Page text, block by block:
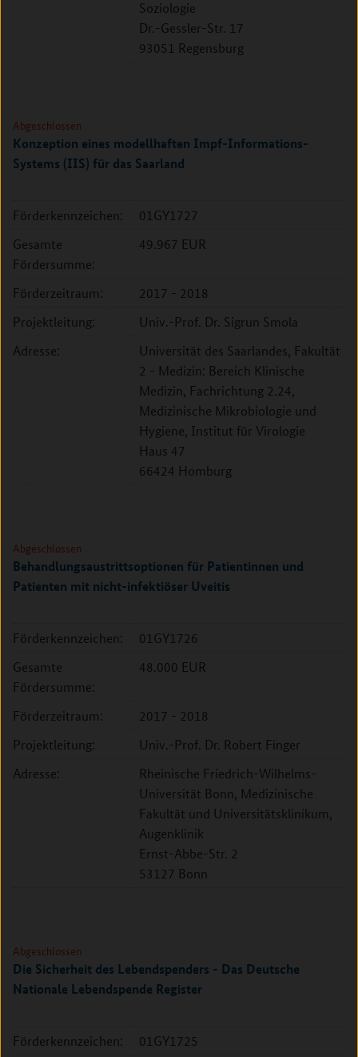
Soziologie
Dr.-Gessler-Str. 17
93051 Regensburg
Abgeschlossen
Konzeption eines modellhaften Impf-Informations-
Systems (IIS) für das Saarland
Förderkennzeichen:
01GY1727
Gesamte
Fördersumme:
49.967 EUR
Förderzeitraum:
2017 - 2018
Projektleitung:
Univ.-Prof. Dr. Sigrun Smola
Adresse:
Universität des Saarlandes, Fakultät
2 - Medizin: Bereich Klinische
Medizin, Fachrichtung 2.24,
Medizinische Mikrobiologie und
Hygiene, Institut für Virologie
Haus 47
66424 Homburg
Abgeschlossen
Behandlungsaustrittsoptionen für Patientinnen und
Patienten mit nicht-infektiöser Uveitis
Förderkennzeichen:
01GY1726
Gesamte
Fördersumme:
48.000 EUR
Förderzeitraum:
2017 - 2018
Projektleitung:
Univ.-Prof. Dr. Robert Finger
Adresse:
Rheinische Friedrich-Wilhelms-
Universität Bonn, Medizinische
Fakultät und Universitätsklinikum,
Augenklinik
Ernst-Abbe-Str. 2
53127 Bonn
Abgeschlossen
Die Sicherheit des Lebendspenders - Das Deutsche
Nationale Lebendspende Register
Förderkennzeichen:
01GY1725